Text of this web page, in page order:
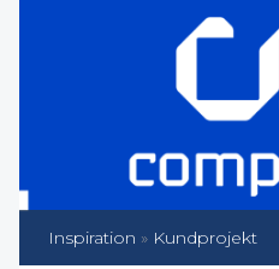
Inspiration » Kundprojekt